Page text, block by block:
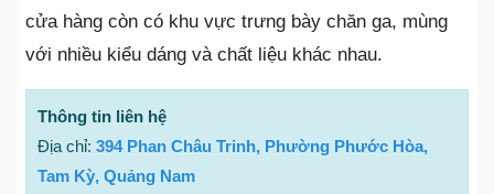
cửa hàng còn có khu vực trưng bày chăn ga, mùng
với nhiều kiểu dáng và chất liệu khác nhau.
Thông tin liên hệ
Địa chỉ: 394 Phan Châu Trinh, Phường Phước Hòa,
Tam Kỳ, Quảng Nam